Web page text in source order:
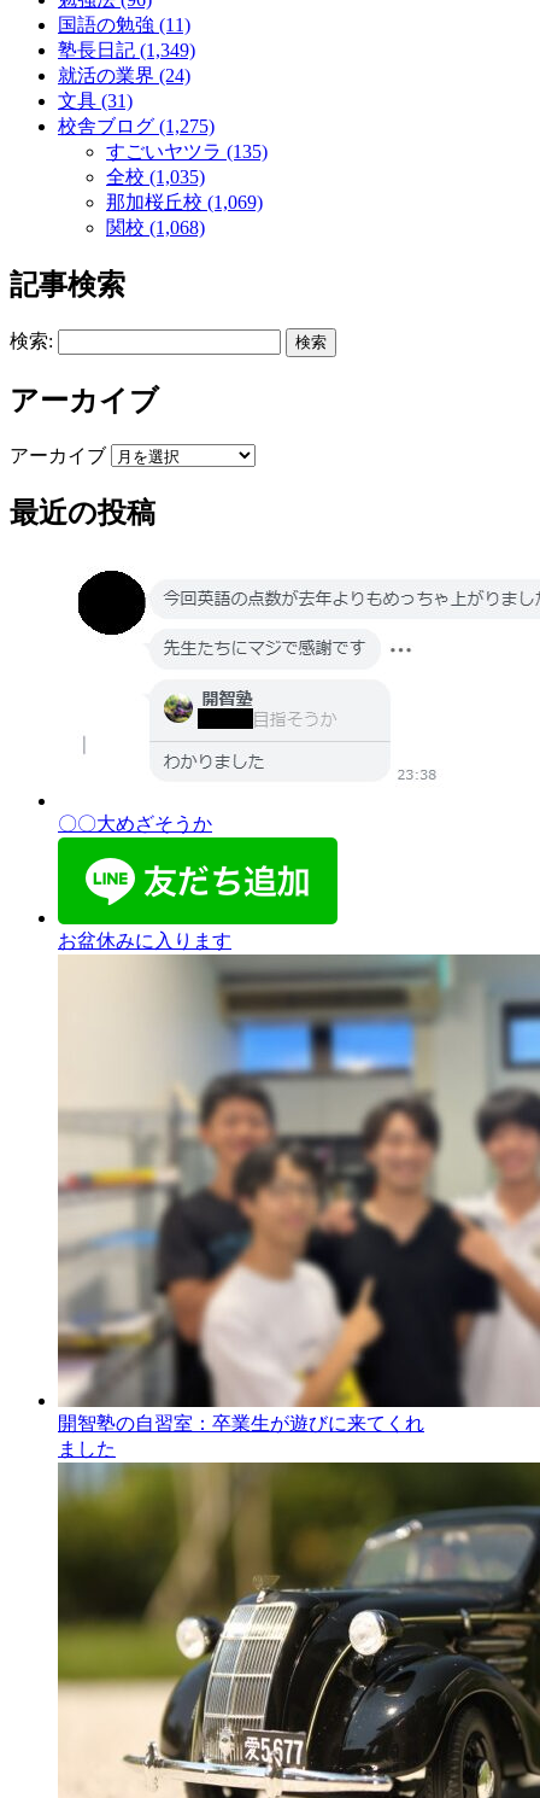
国語の勉強 (11)
塾長日記 (1,349)
就活の業界 (24)
文具 (31)
校舎ブログ (1,275)
すごいヤツラ (135)
全校 (1,035)
那加桜丘校 (1,069)
関校 (1,068)
記事検索
検索:
アーカイブ
アーカイブ
最近の投稿
〇〇大めざそうか
お盆休みに入ります
開智塾の自習室：卒業生が遊びに来てくれ
ました